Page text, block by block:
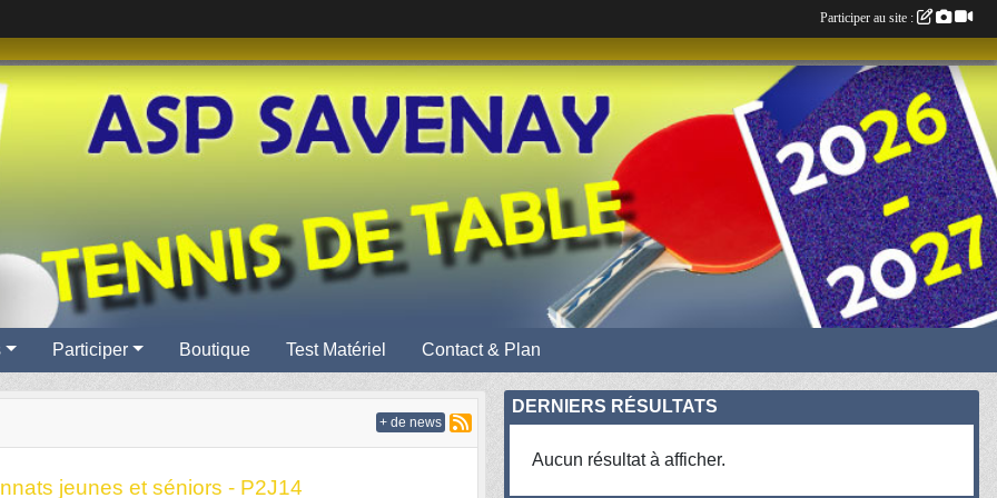
Participer Boutique Test Matériel Contact & Plan
jeunes et séniors - P2J14
+ de news
DERNIERS RÉSULTATS
Aucun résultat à afficher.
Participer au site :